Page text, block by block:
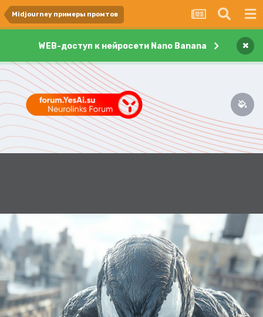
Midjourney примеры промтов
WEB-доступ к нейросети Nano Banana ×